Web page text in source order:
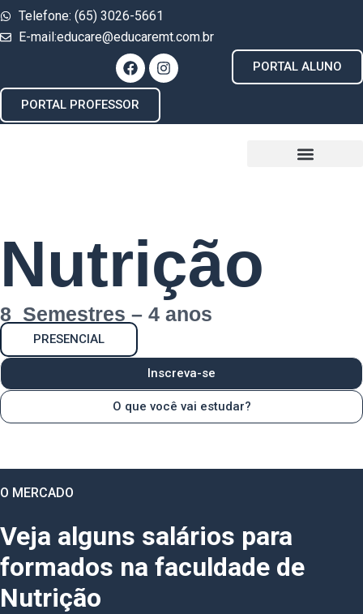
Telefone: (65) 3026-5661
E-mail:educare@educaremt.com.br
PORTAL ALUNO
PORTAL PROFESSOR
Nutrição
8 Semestres – 4 anos
PRESENCIAL
Inscreva-se
O que você vai estudar?
O MERCADO
Veja alguns salários para
formados na faculdade de
Nutrição